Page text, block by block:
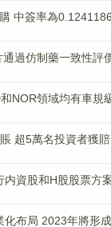
中簽率為
過仿制藥一致性評
NOR領域均有車規
超5萬名投資者獲賠
資股和H股股票方
布局 2023年將形